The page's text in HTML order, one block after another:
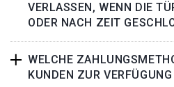
VERLASSEN, WENN DIE
ODER NACH ZEIT
WELCHE
KUNDEN ZUR VERFÜGUNG